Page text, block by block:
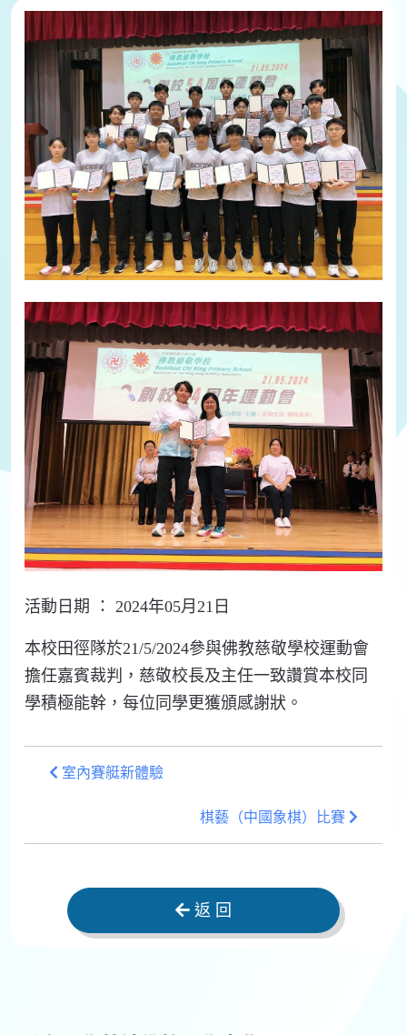
活動日期 ： 2024年05月21日
本校田徑隊於21/5/2024參與佛教慈敬學校運動會
擔任嘉賓裁判，慈敬校長及主任一致讚賞本校同
學積極能幹，每位同學更獲頒感謝狀。
室內賽艇新體驗
棋藝（中國象棋）比賽
返 回